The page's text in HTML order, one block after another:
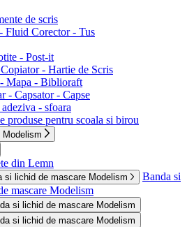
de scris
Fluid Corector - Tus
- Post-it
- Hartie de Scris
Mapa - Biblioraft
- Capsator - Capse
- sfoara
produse pentru scoala si birou
Modelism
din Lemn
si lichid de mascare Modelism
Banda si
mascare Modelism
si lichid de mascare Modelism
si lichid de mascare Modelism